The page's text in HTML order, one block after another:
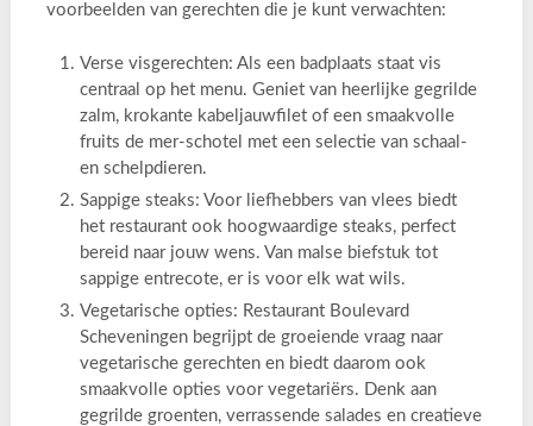
voorbeelden van gerechten die je kunt verwachten:
Verse visgerechten: Als een badplaats staat vis
centraal op het menu. Geniet van heerlijke gegrilde
zalm, krokante kabeljauwfilet of een smaakvolle
fruits de mer-schotel met een selectie van schaal-
en schelpdieren.
Sappige steaks: Voor liefhebbers van vlees biedt
het restaurant ook hoogwaardige steaks, perfect
bereid naar jouw wens. Van malse biefstuk tot
sappige entrecote, er is voor elk wat wils.
Vegetarische opties: Restaurant Boulevard
Scheveningen begrijpt de groeiende vraag naar
vegetarische gerechten en biedt daarom ook
smaakvolle opties voor vegetariërs. Denk aan
gegrilde groenten, verrassende salades en creatieve